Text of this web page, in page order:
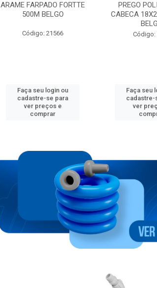
ARAME FARPADO FORTTE
500M BELGO
Código: 21566
Faça seu login ou
cadastre-se para
ver preços e
comprar
PREGO
CABECA
Código:
Faça seu
cadastre-
ver